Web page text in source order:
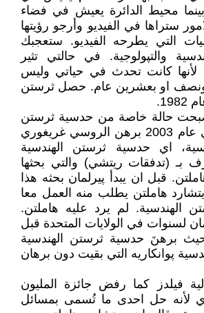
بينما محيط الدائرة يعيش في فضاء
ستراها في الفيديو وأرجو رؤيتها
التي يطرحه الفيديو. ستعجبك
والتپولوجية. في حالتي تثير
لأنها كانت تحدث في حياتي وليس
ونصف او بعشرين عام. حصل ثرستن
حالة خاصة من حدسية ثرستن
الهندسية العامة. في عام 2003 برهن الروسي غريغوري
اي حدسية ثرستن الهندسية
بـ (تدفقات ريتشي) والتي بحثها
قبل ان يبدأ پيرلمان بحثه هذا
هاملتن يطلب منه العمل معا
الهندسية. لم يرد عليه هاملتن.
لسنوات في الولايات المتحدة قبل
برهنَ حدسية ثرستن الهندسية
پوانكاريه التي بقيت دون برهان
فيلدز كما رفض جائزة المليون
لأنه حل احدى ما تُسمى بمسائل